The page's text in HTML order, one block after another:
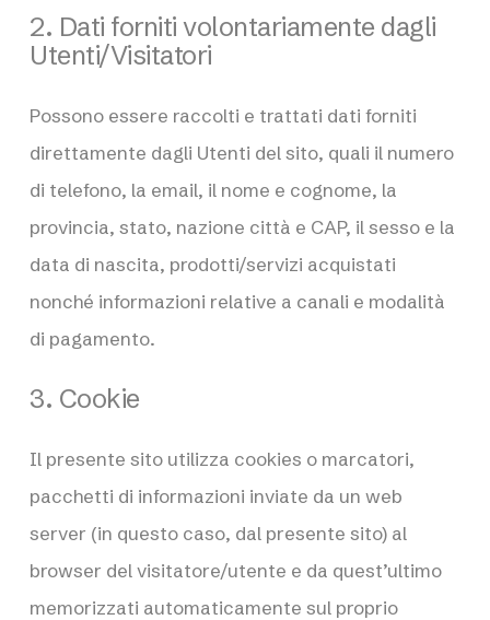
2. Dati forniti volontariamente dagli
Utenti/Visitatori
Possono essere raccolti e trattati dati forniti
direttamente dagli Utenti del sito, quali il numero
di telefono, la email, il nome e cognome, la
provincia, stato, nazione città e CAP, il sesso e la
data di nascita, prodotti/servizi acquistati
nonché informazioni relative a canali e modalità
di pagamento.
3. Cookie
Il presente sito utilizza cookies o marcatori,
pacchetti di informazioni inviate da un web
server (in questo caso, dal presente sito) al
browser del visitatore/utente e da quest’ultimo
memorizzati automaticamente sul proprio